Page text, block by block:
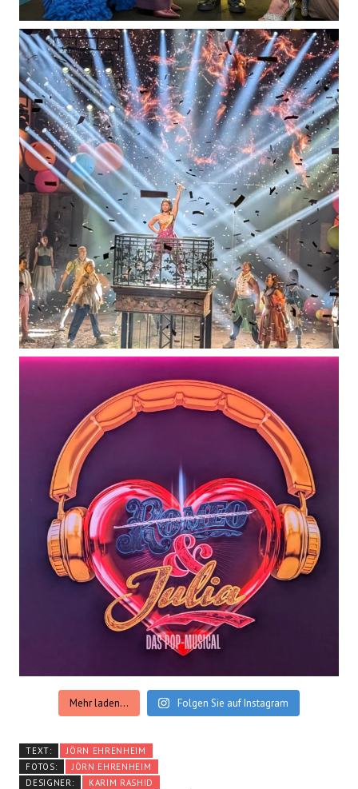
Mehr laden... Folgen Sie auf Instagram
TEXT:
JÖRN EHRENHEIM
FOTOS:
JÖRN EHRENHEIM
DESIGNER:
KARIM RASHID